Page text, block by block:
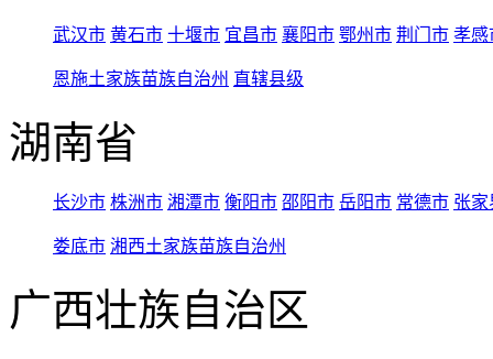
武汉市 黄石市 十堰市 宜昌市 襄阳市 鄂州市 荆门市 孝感
恩施土家族苗族自治州 直辖县级
湖南省
长沙市 株洲市 湘潭市 衡阳市 邵阳市 岳阳市 常德市 张家
娄底市 湘西土家族苗族自治州
广西壮族自治区